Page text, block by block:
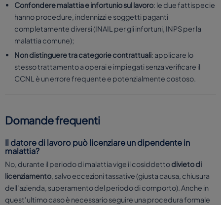
Confondere malattia e infortunio sul lavoro: le due fattispecie
hanno procedure, indennizzi e soggetti paganti
completamente diversi (INAIL per gli infortuni, INPS per la
malattia comune);
Non distinguere tra categorie contrattuali: applicare lo
stesso trattamento a operai e impiegati senza verificare il
CCNL è un errore frequente e potenzialmente costoso.
Domande frequenti
Il datore di lavoro può licenziare un dipendente in
malattia?
No, durante il periodo di malattia vige il cosiddettodivieto di
licenziamento, salvo eccezioni tassative (giusta causa, chiusura
dell'azienda, superamento del periodo di comporto). Anche in
quest'ultimo caso è necessario seguire una procedura formale